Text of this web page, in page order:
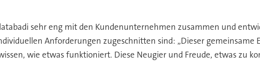
sehr eng mit den Kundenunternehmen zusammen und
Anforderungen zugeschnitten sind: „Dieser gemeinsame
wie etwas funktioniert. Diese Neugier und Freude, etwas zu